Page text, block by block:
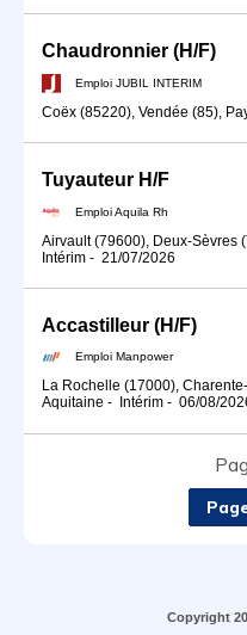
Chaudronnier (H/F)
Emploi JUBIL INTERIM
Coëx (85220), Vendée (85),
Tuyauteur H/F
Emploi Aquila Rh
Airvault (79600), Deux-Sèvres
Intérim - 21/07/2026
Accastilleur (H/F)
Emploi Manpower
La Rochelle (17000),
Aquitaine - Intérim - 06/08/
Copyright